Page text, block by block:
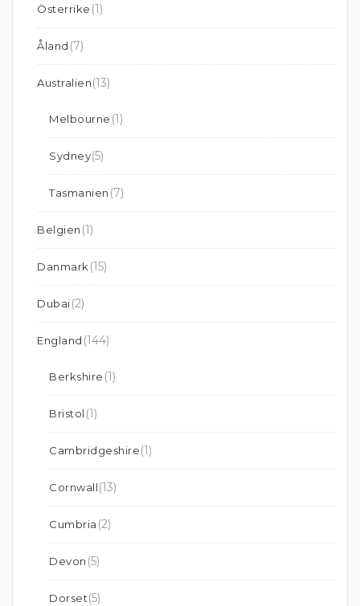
Österrike (1)
Åland (7)
Australien(13)
Melbourne (1)
Sydney(5)
Tasmanien (7)
Belgien (1)
Danmark (15)
Dubai(2)
England (144)
Berkshire (1)
Bristol (1)
Cambridgeshire(1)
Cornwall(13)
Cumbria (2)
Devon (5)
Dorset(5)